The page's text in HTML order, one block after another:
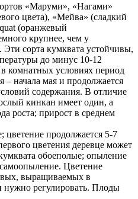
«Маруми», «Нагами»
цвета), «Мейва» (сладкий
(оранжевый
крупнее, чем у
сорта кумквата устойчивы,
до минус 10-12
комнатных условиях период
– начала мая и продолжается
содержания. В отличие
кинкан имеет один, а
роста; прирост в среднем
цветение продолжается 5-7
цветения деревце может
обоеполые; опыление
Цветение
выращиваемых в
регулировать. Плоды